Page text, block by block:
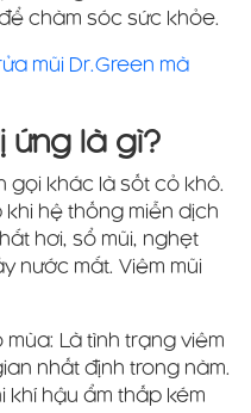
chăm sóc sức khỏe.
mũi Dr.Green mà
ứng là gì?
gọi khác là sốt cỏ khô.
hệ thống miễn dịch
hơi, sổ mũi, nghẹt
nước mắt. Viêm mũi
mùa: Là tình trạng viêm
nhất định trong năm.
khí hậu ẩm thấp kém